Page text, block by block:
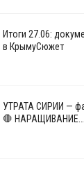
Итоги 27.06:
в КрымуСюжет
УТРАТА СИРИИ —
🛑 НАРАЩИВАНИЕ…